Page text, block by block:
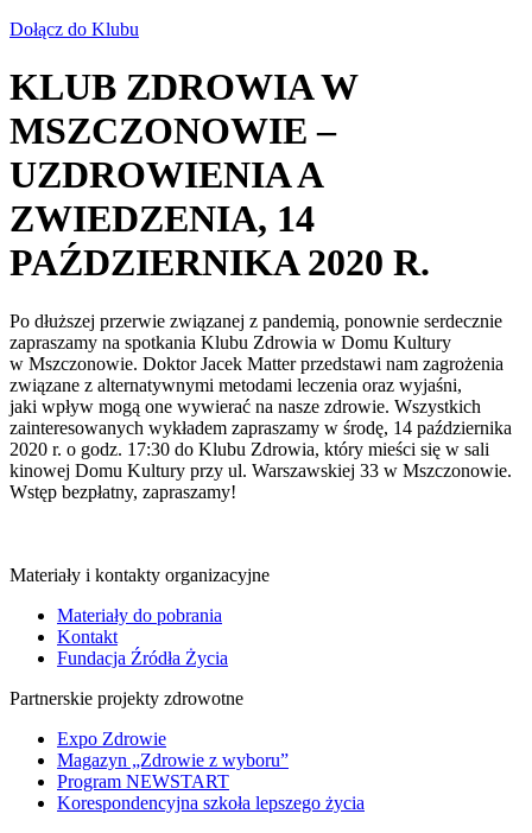
Dołącz do Klubu
KLUB ZDROWIA W
MSZCZONOWIE –
UZDROWIENIA A
ZWIEDZENIA, 14
PAŹDZIERNIKA 2020 R.
Po dłuższej przerwie związanej z pandemią, ponownie serdecznie
zapraszamy na spotkania Klubu Zdrowia w Domu Kultury
w Mszczonowie. Doktor Jacek Matter przedstawi nam zagrożenia
związane z alternatywnymi metodami leczenia oraz wyjaśni,
jaki wpływ mogą one wywierać na nasze zdrowie. Wszystkich
zainteresowanych wykładem zapraszamy w środę, 14 października
2020 r. o godz. 17:30 do Klubu Zdrowia, który mieści się w sali
kinowej Domu Kultury przy ul. Warszawskiej 33 w Mszczonowie.
Wstęp bezpłatny, zapraszamy!
Materiały i kontakty organizacyjne
Materiały do pobrania
Kontakt
Fundacja Źródła Życia
Partnerskie projekty zdrowotne
Expo Zdrowie
Magazyn „Zdrowie z wyboru”
Program NEWSTART
Korespondencyjna szkoła lepszego życia